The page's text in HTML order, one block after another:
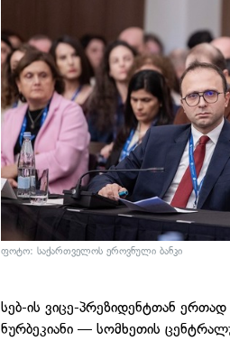
ფოტო: საქართველოს ეროვნული ბანკი
სებ-ის ვიცე-პრეზიდენტთან
ნურბეკიანი — სომხეთის